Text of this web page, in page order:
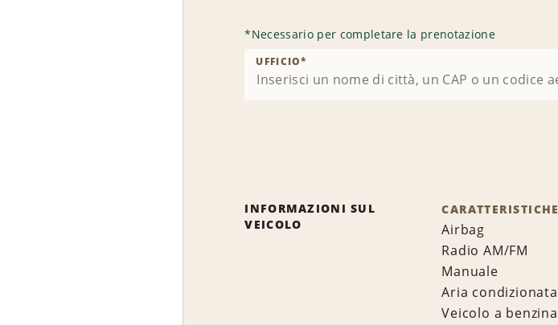
*Necessario per completare la prenotazione
UFFICIO*
INFORMAZIONI SUL
VEICOLO
CARATTERISTICHE
Airbag
Radio AM/FM
Manuale
Aria condizionata
Veicolo a benzina